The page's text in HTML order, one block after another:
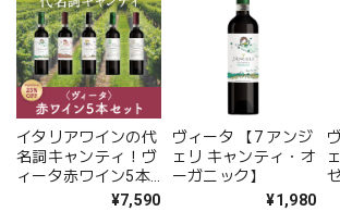
イタリアワインの代
名詞キャンティ！ヴ
ィータ赤ワイン5本
セット〈25%OFF〉
¥7,590
ヴィータ 【7 アンジ
ェリ キャンティ・オ
ーガニック】
¥1,980